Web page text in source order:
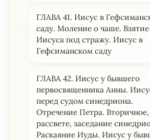
ГЛАВА 41. Иисус в
саду. Моление о чаше. Взятие
Иисуса под стражу. Иисус в
Гефсиманском саду
ГЛАВА 42. Иисус у бывшего
первосвященника Анны.
перед судом синедриона.
Отречение Петра.
рассвете, заседание
Раскаяние Иуды. Иисус у